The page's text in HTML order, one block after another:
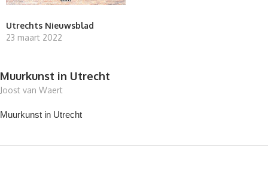
Utrechts Nieuwsblad
23 maart 2022
Muurkunst in Utrecht
Joost van Waert
Muurkunst in Utrecht